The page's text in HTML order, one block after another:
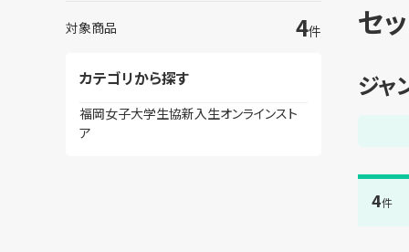
対象商品 4件
カテゴリから探す
福岡女子大学生協新入生オンラインスト
ア
セ
4件